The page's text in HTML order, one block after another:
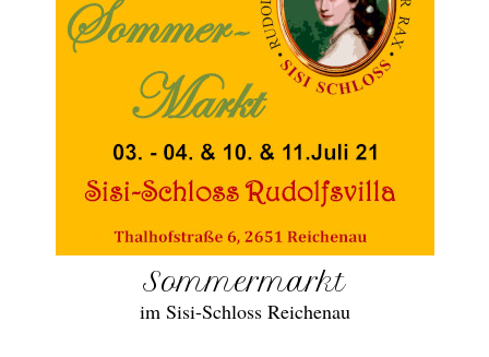
Sommermarkt
im Sisi-Schloss Reichenau